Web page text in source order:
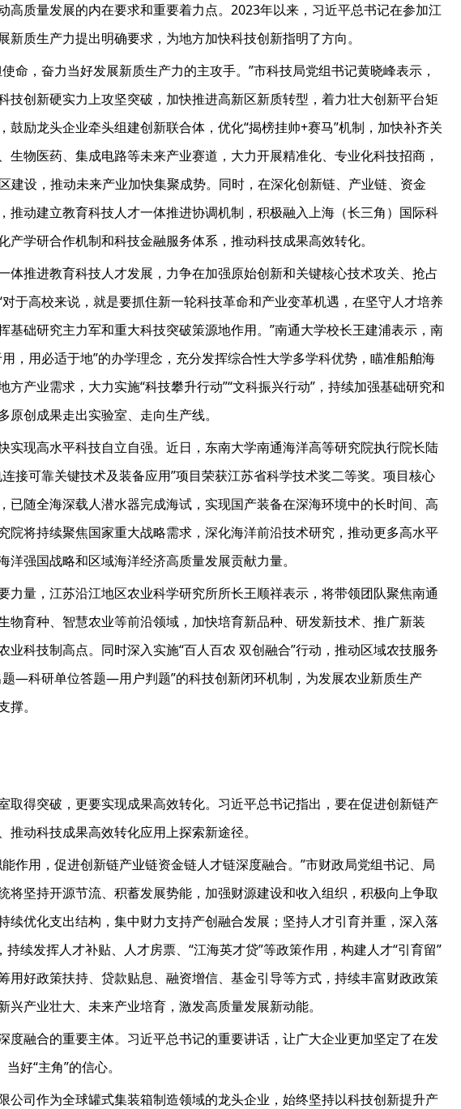
高质量发展的内在要求和重要着力点。2023年以来，习近平总书记在参加江
新质生产力提出明确要求，为地方加快科技创新指明了方向。
命，奋力当好发展新质生产力的主攻手。”市科技局党组书记黄晓峰表示，
技创新硬实力上攻坚突破，加快推进高新区新质转型，着力壮大创新平台矩
鼓励龙头企业牵头组建创新联合体，优化“揭榜挂帅+赛马”机制，加快补齐关
生物医药、集成电路等未来产业赛道，大力开展精准化、专业化科技招商，
建设，推动未来产业加快集聚成势。同时，在深化创新链、产业链、资金
推动建立教育科技人才一体推进协调机制，积极融入上海（长三角）国际科
产学研合作机制和科技金融服务体系，推动科技成果高效转化。
体推进教育科技人才发展，力争在加强原始创新和关键核心技术攻关、抢占
于高校来说，就是要抓住新一轮科技革命和产业变革机遇，在坚守人才培养
基础研究主力军和重大科技突破策源地作用。”南通大学校长王建浦表示，南
，用必适于地”的办学理念，充分发挥综合性大学多学科优势，瞄准船舶海
方产业需求，大力实施“科技攀升行动”“文科振兴行动”，持续加强基础研究和
原创成果走出实验室、走向生产线。
实现高水平科技自立自强。近日，东南大学南通海洋高等研究院执行院长陆
接可靠关键技术及装备应用”项目荣获江苏省科学技术奖二等奖。项目核心
随全海深载人潜水器完成海试，实现国产装备在深海环境中的长时间、高
院将持续聚焦国家重大战略需求，深化海洋前沿技术研究，推动更多高水平
洋强国战略和区域海洋经济高质量发展贡献力量。
力量，江苏沿江地区农业科学研究所所长王顺祥表示，将带领团队聚焦南通
物育种、智慧农业等前沿领域，加快培育新品种、研发新技术、推广新装
业科技制高点。同时深入实施“百人百农 双创融合”行动，推动区域农技服务
—科研单位答题—用户判题”的科技创新闭环机制，为发展农业新质生产
。
取得突破，更要实现成果高效转化。习近平总书记指出，要在促进创新链产
推动科技成果高效转化应用上探索新途径。
作用，促进创新链产业链资金链人才链深度融合。”市财政局党组书记、局
将坚持开源节流、积蓄发展势能，加强财源建设和收入组织，积极向上争取
续优化支出结构，集中财力支持产创融合发展；坚持人才引育并重，深入落
持续发挥人才补贴、人才房票、“江海英才贷”等政策作用，构建人才“引育留”
用好政策扶持、贷款贴息、融资增信、基金引导等方式，持续丰富财政政策
兴产业壮大、未来产业培育，激发高质量发展新动能。
度融合的重要主体。习近平总书记的重要讲话，让广大企业更加坚定了在发
好“主角”的信心。
公司作为全球罐式集装箱制造领域的龙头企业，始终坚持以科技创新提升产